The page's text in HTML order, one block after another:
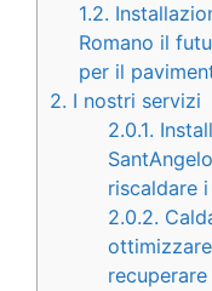
1.2.
Romano il
per il
2. I nostri servizi
2.0.1.
riscaldare
2.0.2.